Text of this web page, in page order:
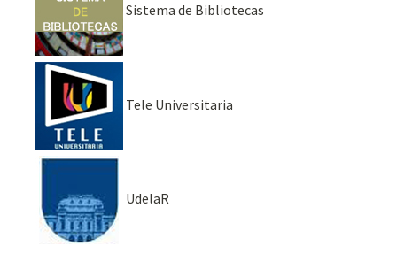
Sistema de Bibliotecas
Tele Universitaria
UdelaR